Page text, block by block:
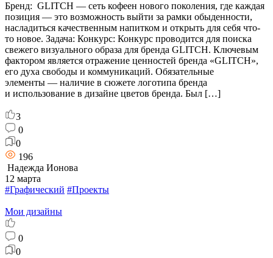
Бренд: GLITCH — сеть кофеен нового поколения, где каждая
позиция — это возможность выйти за рамки обыденности,
насладиться качественным напитком и открыть для себя что-
то новое. Задача: Конкурс: Конкурс проводится для поиска
свежего визуального образа для бренда GLITCH. Ключевым
фактором является отражение ценностей бренда «GLITCH»,
его духа свободы и коммуникаций. Обязательные
элементы — наличие в сюжете логотипа бренда
и использование в дизайне цветов бренда. Был […]
3
0
0
196
Надежда Ионова
12 марта
#Графический #Проекты
Мои дизайны
0
0